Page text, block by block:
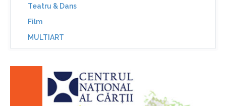
Teatru & Dans
Film
MULTIART